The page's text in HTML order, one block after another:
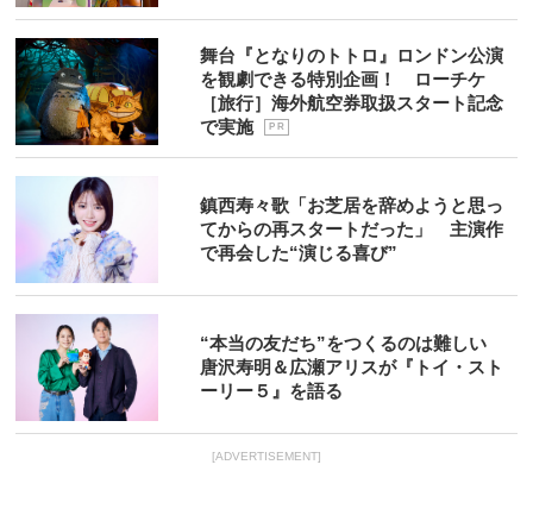
舞台『となりのトトロ』ロンドン公演
を観劇できる特別企画！ ローチケ
［旅行］海外航空券取扱スタート記念
で実施
P R
鎮西寿々歌「お芝居を辞めようと思っ
てからの再スタートだった」 主演作
で再会した“演じる喜び”
“本当の友だち”をつくるのは難しい
唐沢寿明＆広瀬アリスが『トイ・スト
ーリー５』を語る
[ADVERTISEMENT]